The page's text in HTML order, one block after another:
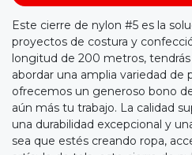
Este cierre de nylon #5 es la
proyectos de costura y
longitud de 200 metros,
abordar una amplia variedad de
ofrecemos un generoso bono
aún más tu trabajo. La calidad
una durabilidad excepcional y
sea que estés creando ropa,